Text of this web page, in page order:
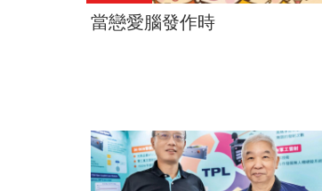
當戀愛腦發作時